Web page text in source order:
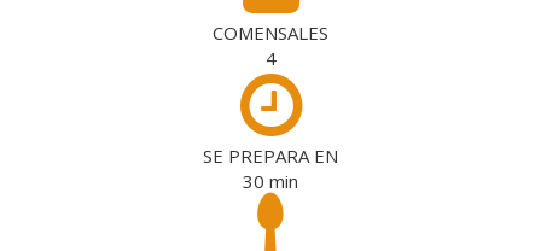
COMENSALES
4
SE PREPARA EN
30 min